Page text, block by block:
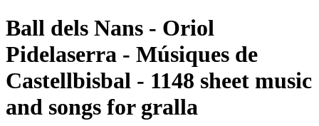
Ball dels Nans - Oriol
Pidelaserra - Músiques de
Castellbisbal - 1148 sheet music
and songs for gralla